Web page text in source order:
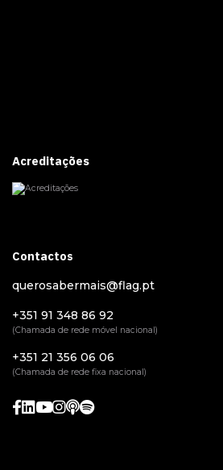
Acreditações
Contactos
querosabermais@flag.pt
+351 91 348 86 92
(Chamada de rede móvel nacional)
+351 21 356 06 06
(Chamada de rede fixa nacional)